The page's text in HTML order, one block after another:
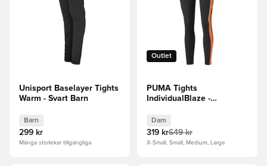
Unisport Baselayer Tights
Warm - Svart Barn
Barn
299 kr
Många storlekar tillgängliga
Outlet
PUMA Tights
IndividualBlaze -
Dam
319 kr649 kr
X-Small, Small, Medium, Large